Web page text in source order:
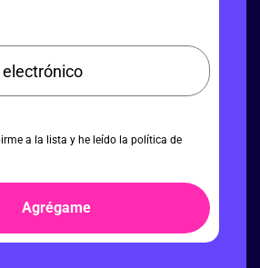
a la lista y he leído la política de
Agrégame